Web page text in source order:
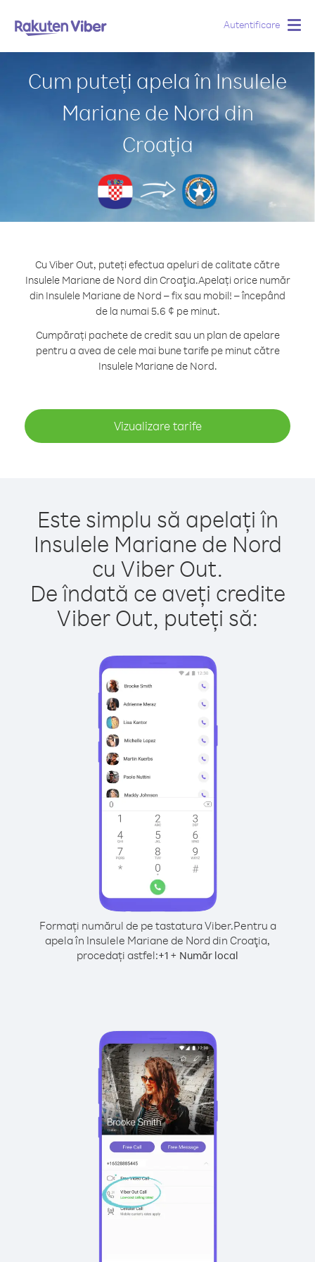
Autentificare
Cum puteți apela în Insulele
Mariane de Nord din
Croaţia
Cu Viber Out, puteți efectua apeluri de calitate către
Insulele Mariane de Nord din Croaţia.Apelați orice număr
din Insulele Mariane de Nord – fix sau mobil! – începând
de la numai 5.6 ¢ pe minut.
Cumpărați pachete de credit sau un plan de apelare
pentru a avea de cele mai bune tarife pe minut către
Insulele Mariane de Nord.
Vizualizare tarife
Este simplu să apelați în
Insulele Mariane de Nord
cu Viber Out.
De îndată ce aveți credite
Viber Out, puteți să:
Formați numărul de pe tastatura Viber.Pentru a
apela în Insulele Mariane de Nord din Croaţia,
procedați astfel:+1 + Număr local